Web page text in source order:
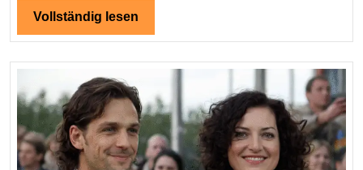
Vollständig lesen
lesen